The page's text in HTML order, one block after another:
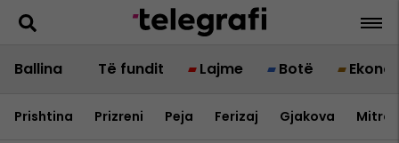
Ballina Të fundit Lajme Botë
Prishtina Prizreni Peja Ferizaj Gjakova